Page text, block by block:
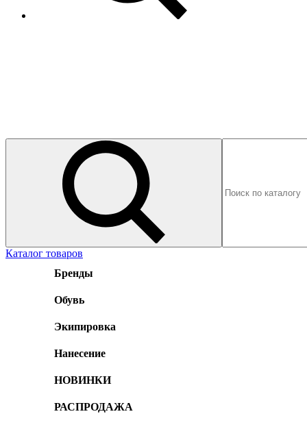
Каталог товаров
Бренды
Обувь
Экипировка
Нанесение
НОВИНКИ
РАСПРОДАЖА